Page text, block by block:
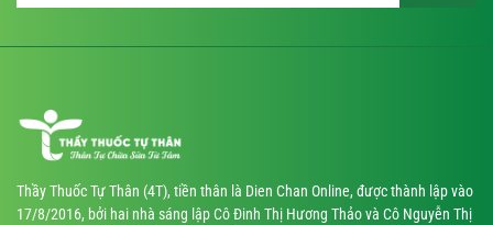
Thầy Thuốc Tự Thân (4T), tiền thân là Dien Chan Online, được thành lập vào
17/8/2016, bởi hai nhà sáng lập Cô Đinh Thị Hương Thảo và Cô Nguyễn Thị